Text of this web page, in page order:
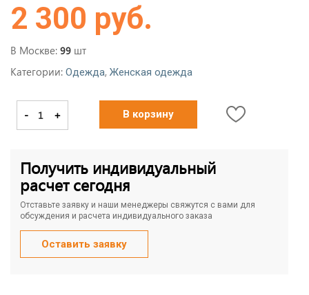
2 300 руб.
В Москве: 99 шт
Категории: Одежда, Женская одежда
- + В корзину
Получить индивидуальный
расчет сегодня
Отставьте заявку и наши менеджеры свяжутся с вами для
обсуждения и расчета индивидуального заказа
Оставить заявку